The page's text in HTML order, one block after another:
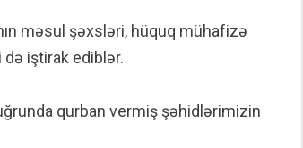
məsul şəxsləri, hüquq mühafizə
iştirak ediblər.
qurban vermiş şəhidlərimizin